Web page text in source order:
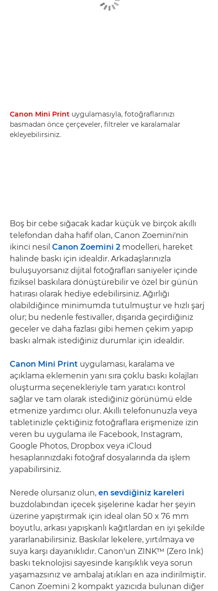
Canon Mini Print uygulamasıyla, fotoğraflarınızı
basmadan önce çerçeveler, filtreler ve karalamalar
ekleyebilirsiniz.
Boş bir cebe sığacak kadar küçük ve birçok akıllı
telefondan daha hafif olan, Canon Zoemini'nin
ikinci nesil Canon Zoemini 2 modelleri, hareket
halinde baskı için idealdir. Arkadaşlarınızla
buluşuyorsanız dijital fotoğrafları saniyeler içinde
fiziksel baskılara dönüştürebilir ve özel bir günün
hatırası olarak hediye edebilirsiniz. Ağırlığı
olabildiğince minimumda tutulmuştur ve hızlı şarj
olur; bu nedenle festivaller, dışarıda geçirdiğiniz
geceler ve daha fazlası gibi hemen çekim yapıp
baskı almak istediğiniz durumlar için idealdir.
Canon Mini Print uygulaması, karalama ve
açıklama eklemenin yanı sıra çoklu baskı kolajları
oluşturma seçenekleriyle tam yaratıcı kontrol
sağlar ve tam olarak istediğiniz görünümü elde
etmenize yardımcı olur. Akıllı telefonunuzla veya
tabletinizle çektiğiniz fotoğraflara erişmenize izin
veren bu uygulama ile Facebook, Instagram,
Google Photos, Dropbox veya iCloud
hesaplarınızdaki fotoğraf dosyalarında da işlem
yapabilirsiniz.
Nerede olursanız olun, en sevdiğiniz kareleri
buzdolabından içecek şişelerine kadar her şeyin
üzerine yapıştırmak için ideal olan 50 x 76 mm
boyutlu, arkası yapışkanlı kağıtlardan en iyi şekilde
yararlanabilirsiniz. Baskılar lekelere, yırtılmaya ve
suya karşı dayanıklıdır. Canon'un ZINK™ (Zero Ink)
baskı teknolojisi sayesinde karışıklık veya sorun
yaşamazsınız ve ambalaj atıkları en aza indirilmiştir.
Canon Zoemini 2 kompakt yazıcıda bulunan diğer